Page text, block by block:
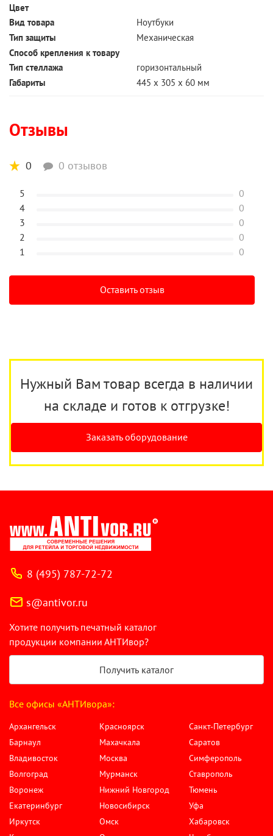
Цвет
Вид товара
Ноутбуки
Тип защиты
Механическая
Способ крепления к товару
Тип стеллажа
горизонтальный
Габариты
445 x 305 x 60 мм
Отзывы
0 0 отзывов
5
0
4
0
3
0
2
0
1
0
Оставить отзыв
Нужный Вам товар всегда в наличии
на складе и готов к отгрузке!
Заказать оборудование
8 (495) 787-72-72
s@antivor.ru
Хотите получить печатный каталог
продукции компании АНТИвор?
Получить каталог
Все офисы «АНТИвора»:
Архангельск
Барнаул
Владивосток
Волгоград
Воронеж
Екатеринбург
Иркутск
Красноярск
Махачкала
Москва
Мурманск
Нижний Новгород
Новосибирск
Омск
Санкт-Петербург
Саратов
Симферополь
Ставрополь
Тюмень
Уфа
Хабаровск